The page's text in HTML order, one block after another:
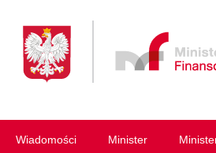
Wiadomości Minister